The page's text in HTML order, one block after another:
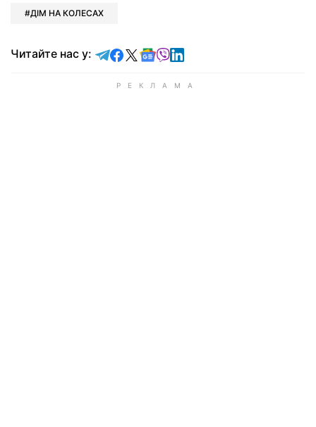
ДІМ НА КОЛЕСАХ
Читайте нас у: Читайте у Telegram
Читайте у Facebook
Читайте у X
Читайте у Google news
Читайте у Viber
Читайте у LinkedIn